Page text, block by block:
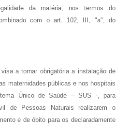
da matéria, nos termos do
com o art. 102, III, "a", do
a tornar obrigatória a instalação de
maternidades públicas e nos hospitais
Único de Saúde – SUS -, para
de Pessoas Naturais realizarem o
e de óbito para os declaradamente